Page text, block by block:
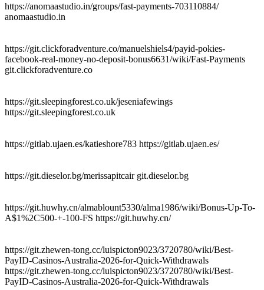
https://anomaastudio.in/groups/fast-payments-703110884/
anomaastudio.in
https://git.clickforadventure.co/manuelshiels4/payid-pokies-
facebook-real-money-no-deposit-bonus6631/wiki/Fast-Payments
git.clickforadventure.co
https://git.sleepingforest.co.uk/jeseniafewings
https://git.sleepingforest.co.uk
https://gitlab.ujaen.es/katieshore783 https://gitlab.ujaen.es/
https://git.dieselor.bg/merissapitcair git.dieselor.bg
https://git.huwhy.cn/almablount5330/alma1986/wiki/Bonus-Up-To-
A$1%2C500-+-100-FS https://git.huwhy.cn/
https://git.zhewen-tong.cc/luispicton9023/3720780/wiki/Best-
PayID-Casinos-Australia-2026-for-Quick-Withdrawals
https://git.zhewen-tong.cc/luispicton9023/3720780/wiki/Best-
PayID-Casinos-Australia-2026-for-Quick-Withdrawals